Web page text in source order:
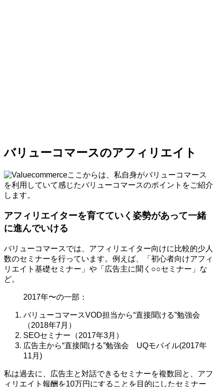
バリューコマースのアフィリエイト
ここからは、私自身がバリューコマース
を利用していて感じたバリューコマースのポイントをご紹介
します。
アフィリエイターを育てていく姿勢があって一緒
に進んでいける
バリューコマースでは、アフィリエイター向けに比較的少人
数のセミナーを行っています。例えば、「初心者向けアフィ
リエイト基礎セミナー」や「広告主に聞く○○セミナー」な
ど。
2017年〜の一部：
バリューコマースVOD担当から“直接聞ける”勉強会
（2018年7月）
SEOセミナー（2017年3月）
広告主から“直接聞ける”勉強会 UQモバイル(2017年
11月)
私は過去に、広告主と対話できるセミナーを複数回と、アフ
ィリエイト報酬を10万円にすることを目的にしたセミナー